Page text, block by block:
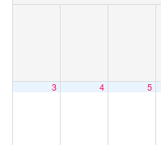
3 4 5